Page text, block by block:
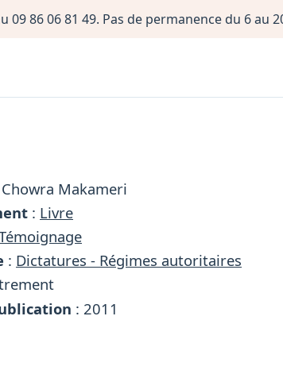
86 06 81 49. Pas de permanence du 6 au
Makameri
: Livre
: Dictatures - Régimes autoritaires
: 2011